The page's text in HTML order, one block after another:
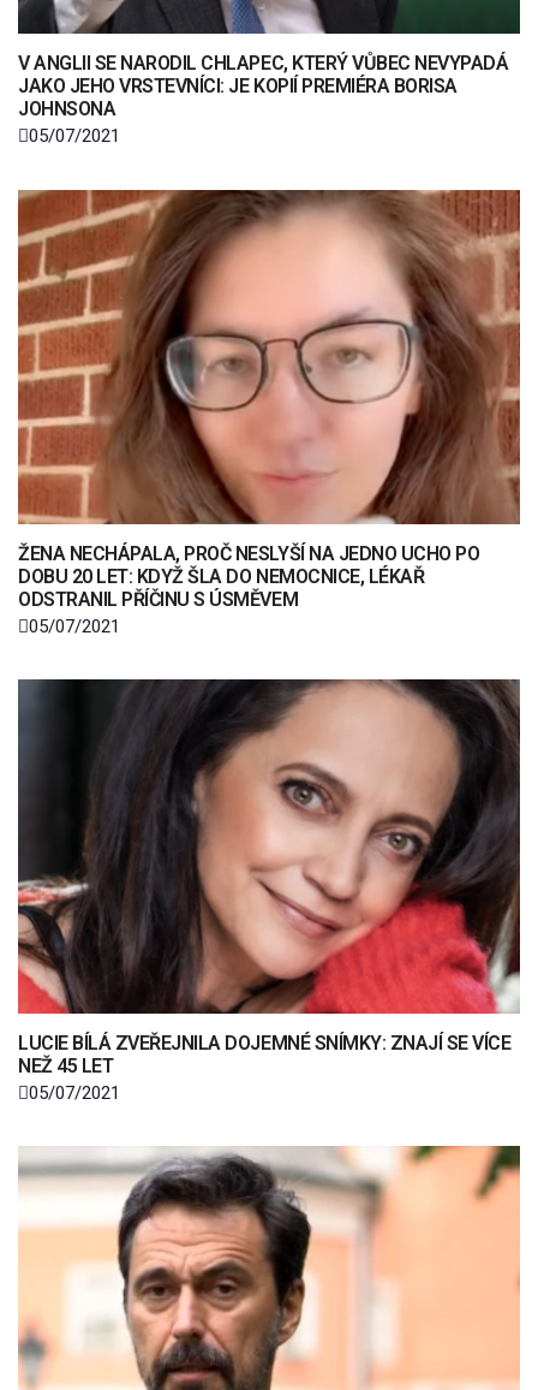
V ANGLII SE NARODIL CHLAPEC, KTERÝ VŮBEC NEVYPADÁ
JAKO JEHO VRSTEVNÍCI: JE KOPIÍ PREMIÉRA BORISA
JOHNSONA
05/07/2021
ŽENA NECHÁPALA, PROČ NESLYŠÍ NA JEDNO UCHO PO
DOBU 20 LET: KDYŽ ŠLA DO NEMOCNICE, LÉKAŘ
ODSTRANIL PŘÍČINU S ÚSMĚVEM
05/07/2021
LUCIE BÍLÁ ZVEŘEJNILA DOJEMNÉ SNÍMKY: ZNAJÍ SE VÍCE
NEŽ 45 LET
05/07/2021